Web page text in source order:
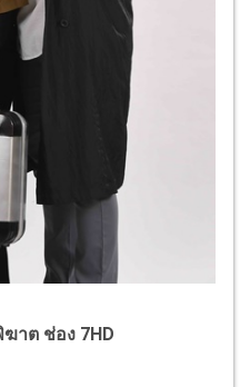
ฆาต ช่อง 7HD